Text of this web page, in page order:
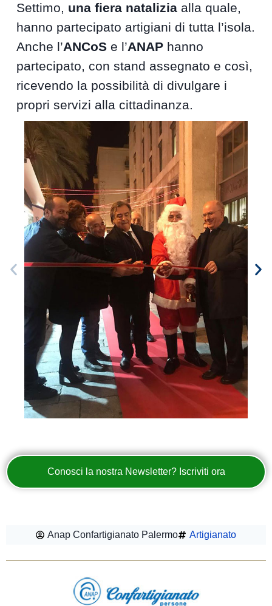
Settimo, una fiera natalizia alla quale,
hanno partecipato artigiani di tutta l’isola.
Anche l’ANCoS e l’ANAP hanno
partecipato, con stand assegnato e così,
ricevendo la possibilità di divulgare i
propri servizi alla cittadinanza.
Conosci la nostra Newsletter? Iscriviti ora
Anap Confartigianato Palermo Artigianato